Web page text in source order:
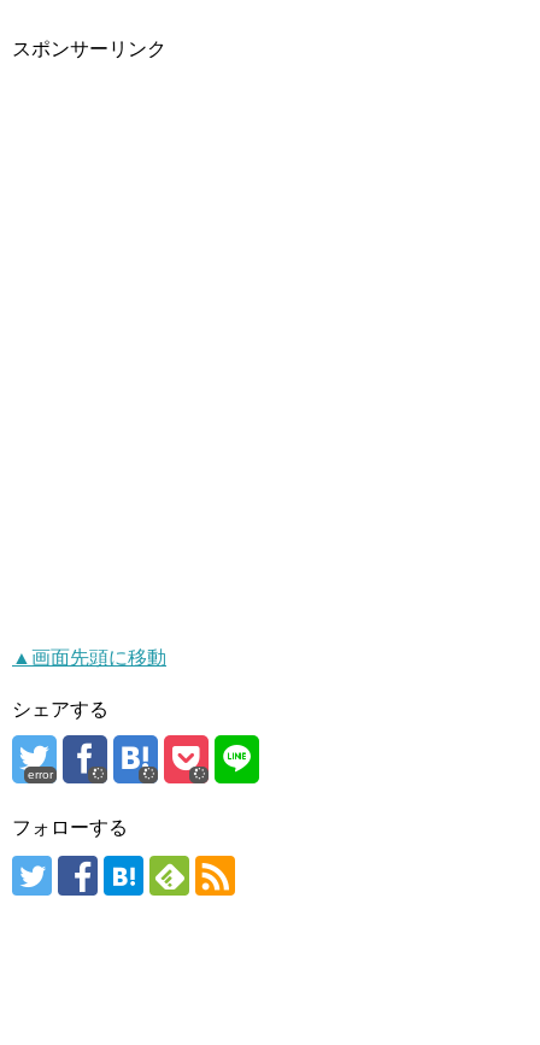
スポンサーリンク
▲画面先頭に移動
シェアする
error
フォローする